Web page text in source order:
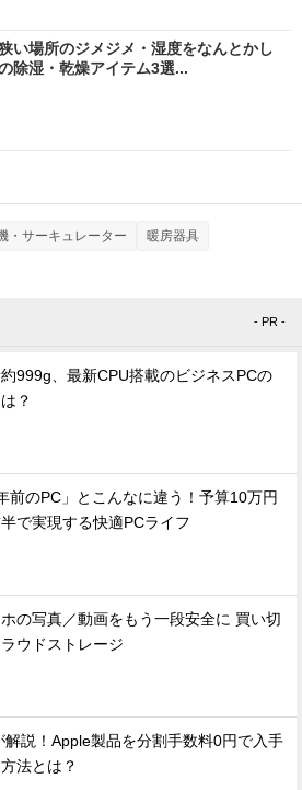
い場所のジメジメ・湿度をなんとかし
除湿・乾燥アイテム3選...
・サーキュレーター 暖房器具
- PR -
999g、最新CPU搭載のビジネスPCの
？
前のPC」とこんなに違う！予算10万円
で実現する快適PCライフ
ホの写真／動画をもう一段安全に 買い切
ラウドストレージ
解説！Apple製品を分割手数料0円で入手
法とは？